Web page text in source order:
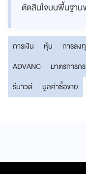
ตัดสินใจบนพื้นฐานข
การเงิน หุ้น การลง
ADVANC
มาตรการก
รีบาวด์
มูลค่าซื้อขาย